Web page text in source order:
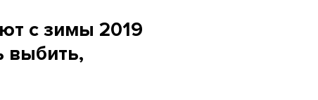
с зимы 2019
выбить,